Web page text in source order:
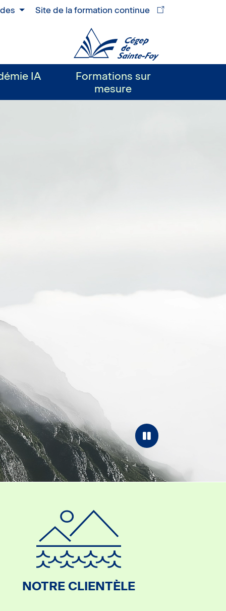
Site de la formation continue
Sainte-
IA
Formations sur
mesure
Pause
NOTRE CLIENTÈLE